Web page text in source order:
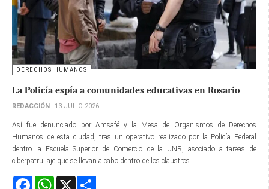
DERECHOS HUMANOS
La Policía espía a comunidades educativas en Rosario
REDACCIÓN 13 JULIO 2026
Así fue denunciado por Amsafé y la Mesa de Organismos de Derechos
Humanos de esta ciudad, tras un operativo realizado por la Policía Federal
dentro la Escuela Superior de Comercio de la UNR, asociado a tareas de
ciberpatrullaje que se llevan a cabo dentro de los claustros.
FacebookWhatsApp